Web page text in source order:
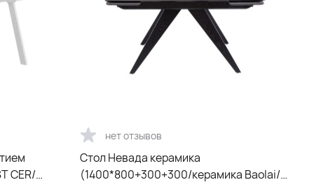
CER/
нет отзывов
Стол Невада керамика
(1400*800+300+300/керамика Baolai/